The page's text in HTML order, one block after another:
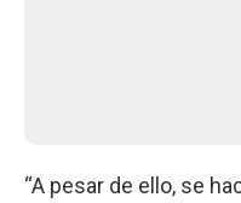
“A pesar de ello, se